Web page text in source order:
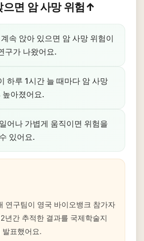
면 암 사망 위험↑
속 앉아 있으면 암 사망 위험이
구가 나왔어요.
하루 1시간 늘 때마다 암 사망
높아졌어요.
어나 가볍게 움직이면 위험을
있어요.
연구팀이 영국 바이오뱅크 참가자
년간 추적한 결과를 국제학술지
발표했어요.